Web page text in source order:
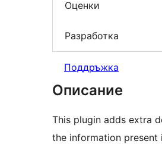
Оценки
Разработка
Поддръжка
Описание
This plugin adds extra
the information present